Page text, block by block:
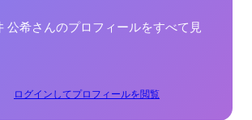
公希さんのプロフィールをすべて見
ログインしてプロフィールを閲覧